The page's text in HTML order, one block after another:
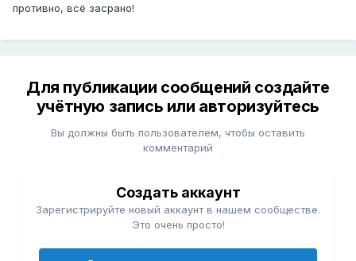
противно, всё засрано!
Для публикации сообщений создайте
учётную запись или авторизуйтесь
Вы должны быть пользователем, чтобы оставить
комментарий
Создать аккаунт
Зарегистрируйте новый аккаунт в нашем сообществе.
Это очень просто!